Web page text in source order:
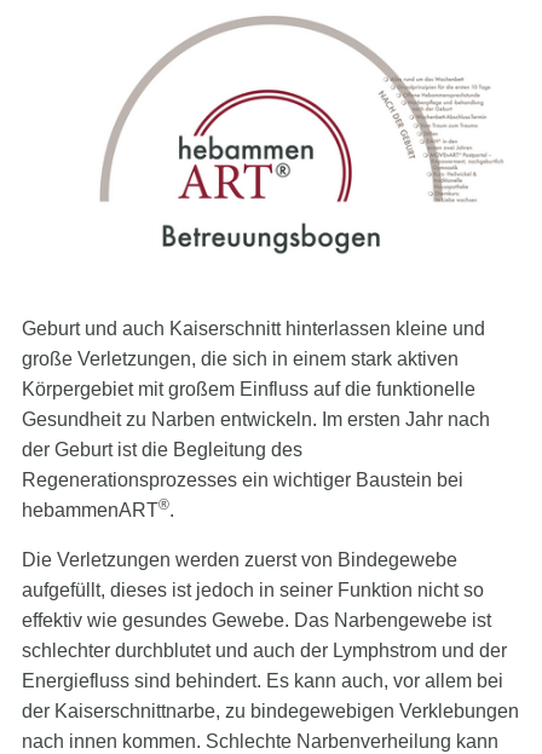
Geburt und auch Kaiserschnitt hinterlassen kleine und
große Verletzungen, die sich in einem stark aktiven
Körpergebiet mit großem Einfluss auf die funktionelle
Gesundheit zu Narben entwickeln. Im ersten Jahr nach
der Geburt ist die Begleitung des
Regenerationsprozesses ein wichtiger Baustein bei
hebammenART®.
Die Verletzungen werden zuerst von Bindegewebe
aufgefüllt, dieses ist jedoch in seiner Funktion nicht so
effektiv wie gesundes Gewebe. Das Narbengewebe ist
schlechter durchblutet und auch der Lymphstrom und der
Energiefluss sind behindert. Es kann auch, vor allem bei
der Kaiserschnittnarbe, zu bindegewebigen Verklebungen
nach innen kommen. Schlechte Narbenverheilung kann